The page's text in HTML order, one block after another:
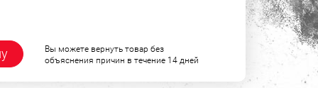
Вы можете вернуть товар без
объяснения причин в течение 14 дней